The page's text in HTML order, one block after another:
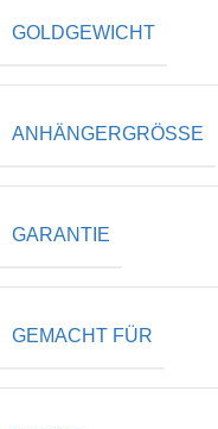
GOLDGEWICHT
ANHÄNGERGRÖSSE
GARANTIE
GEMACHT FÜR